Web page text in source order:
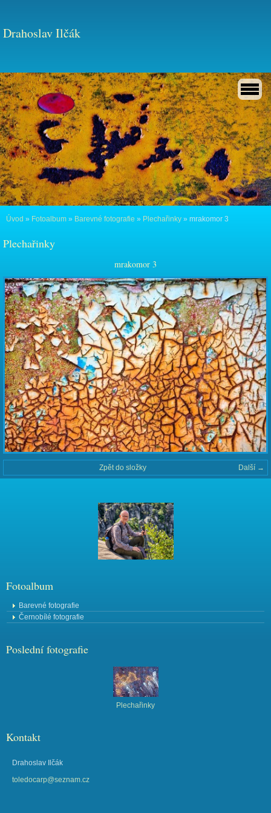
Drahoslav Ilčák
Úvod » Fotoalbum » Barevné fotografie » Plechařinky » mrakomor 3
Plechařinky
mrakomor 3
Další →
Zpět do složky
Fotoalbum
Barevné fotografie
Černobílé fotografie
Poslední fotografie
Plechařinky
Kontakt
Drahoslav Ilčák
toledocarp@seznam.cz